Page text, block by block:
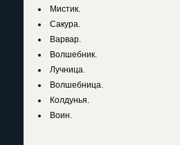
Мистик.
Сакура.
Варвар.
Волшебник.
Лучница.
Волшебница.
Колдунья.
Воин.